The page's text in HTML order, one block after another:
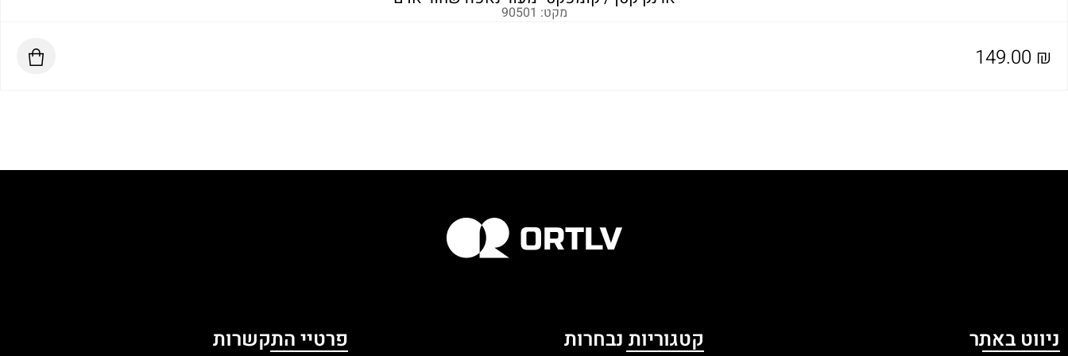
מקט: 90501
149.00 ₪
ניווט באתר קטגוריות נבחרות פרטיי התקשרות